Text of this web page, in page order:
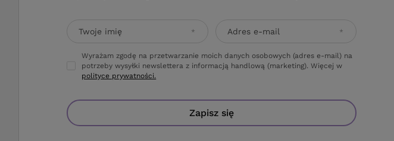
Twoje imię Adres e-mail
Wyrażam zgodę na przetwarzanie moich danych osobowych (adres e-mail) na
potrzeby wysyłki newslettera z informacją handlową (marketing). Więcej w
polityce prywatności.
Zapisz się